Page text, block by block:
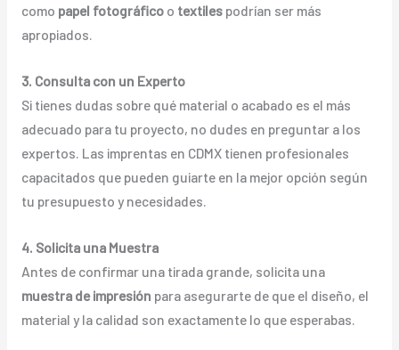
como papel fotográficoo textilespodrían ser más
apropiados.
3. Consulta con un Experto
Si tienes dudas sobre qué material o acabado es el más
adecuado para tu proyecto, no dudes en preguntar a los
expertos. Las imprentas en CDMX tienen profesionales
capacitados que pueden guiarte en la mejor opción según
tu presupuesto y necesidades.
4. Solicita una Muestra
Antes de confirmar una tirada grande, solicita una
muestra de impresión para asegurarte de que el diseño, el
material y la calidad son exactamente lo que esperabas.